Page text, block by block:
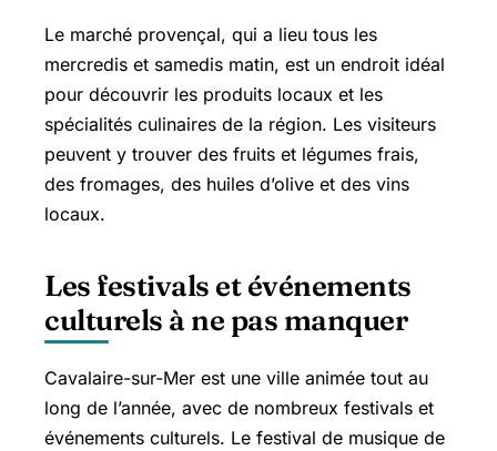
Le marché provençal, qui a lieu tous les
mercredis et samedis matin, est un endroit idéal
pour découvrir les produits locaux et les
spécialités culinaires de la région. Les visiteurs
peuvent y trouver des fruits et légumes frais,
des fromages, des huiles d’olive et des vins
locaux.
Les festivals et événements
culturels à ne pas manquer
Cavalaire-sur-Mer est une ville animée tout au
long de l’année, avec de nombreux festivals et
événements culturels. Le festival de musique de